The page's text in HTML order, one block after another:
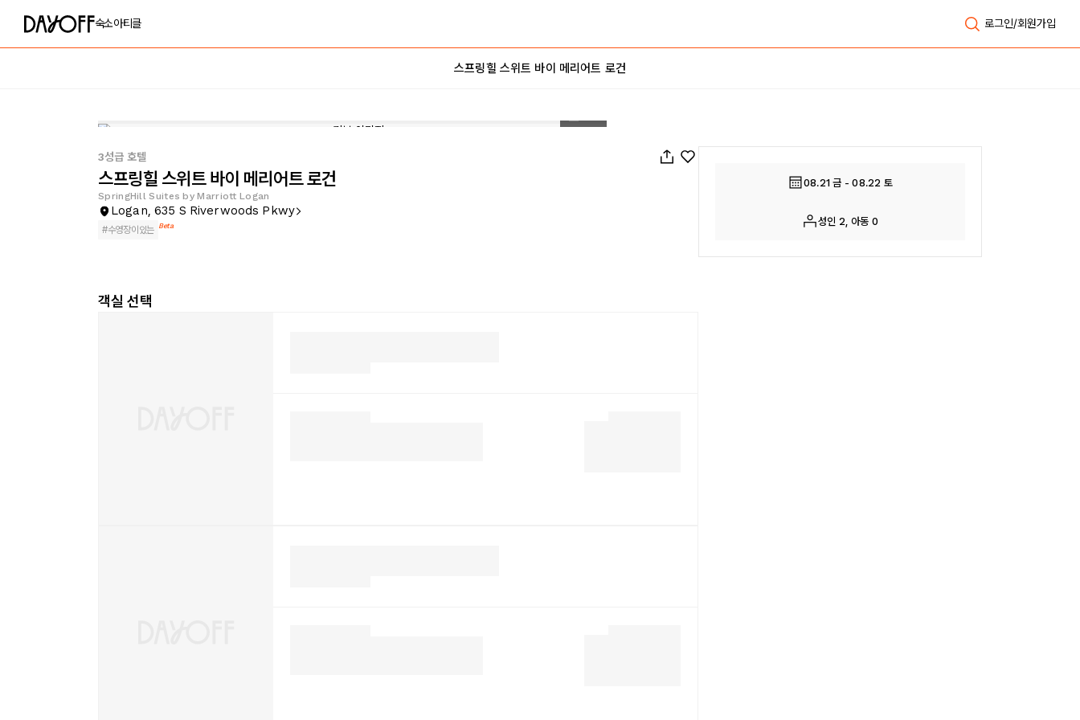
숙소아티클 로그인/회원가입
스프링힐 스위트 바이 메리어트 로건
3성급 호텔
스프링힐 스위트 바이 메리어트 로건
SpringHill Suites by Marriott Logan
Logan, 635 S Riverwoods Pkwy
#수영장이있는 Beta
객실 선택
08.21 금 - 08.22 토
성인 2, 아동 0